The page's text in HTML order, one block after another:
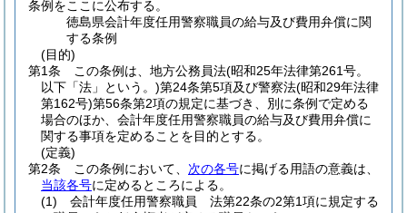
条例をここに公布する。
徳島県会計年度任用警察職員の給与及び費用弁償に関
する条例
(目的)
第1条
この条例は、地方公務員法(昭和25年法律第261号。
以下「法」という。)第24条第5項及び警察法(昭和29年法律
第162号)第56条第2項の規定に基づき、別に条例で定める
場合のほか、会計年度任用警察職員の給与及び費用弁償に
関する事項を定めることを目的とする。
(定義)
第2条
この条例において、 次の各号に掲げる用語の意義は、
当該各号に定めるところによる。
(1)
会計年度任用警察職員 法第22条の2第1項に規定する